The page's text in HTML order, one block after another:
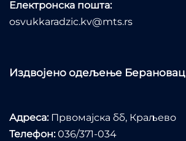
Електронска пошта:
osvukkaradzic.kv@mts.rs
Издвојено одељење Берановац
Адреса:Првомајска бб, Краљево
Телефон:036/371-034